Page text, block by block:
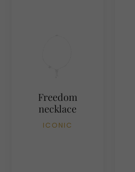
Freedom
necklace
ICONIC